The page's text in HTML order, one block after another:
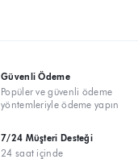
Güvenli Ödeme
Popüler ve güvenli ödeme
yöntemleriyle ödeme yapın
7/24 Müşteri Desteği
24 saat içinde